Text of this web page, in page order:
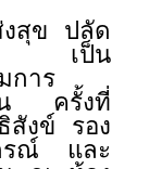
สุข ปลัด
รณ์ เป็น
การ
ชน ครั้งที่
สังข์ รอง
กรณ์ และ